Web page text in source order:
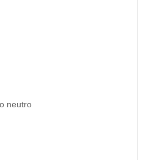
neutro